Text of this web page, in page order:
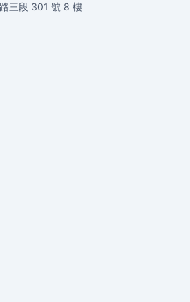
三段 301 號 8 樓